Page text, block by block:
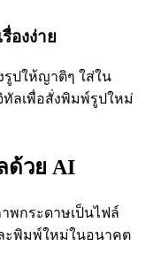
องง่าย
รูปให้ญาติๆ ใส่ใน
ลเพื่อสั่งพิมพ์รูปใหม่
ด้วย AI
พกระดาษเป็นไฟล์
ะพิมพ์ใหม่ในอนาคต